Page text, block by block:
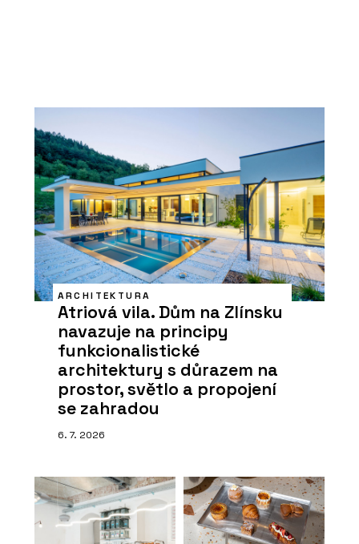
ARCHITEKTURA
Atriová vila. Dům na Zlínsku
navazuje na principy
funkcionalistické
architektury s důrazem na
prostor, světlo a propojení
se zahradou
6. 7. 2026